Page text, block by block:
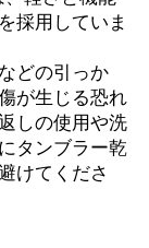
採用していま
どの引っか
が生じる恐れ
しの使用や洗
タンブラー乾
けてくださ